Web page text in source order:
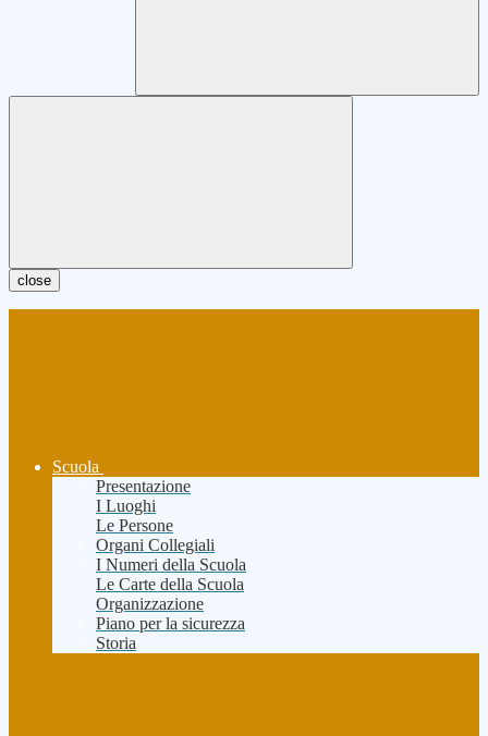
close
Scuola
Presentazione
I Luoghi
Le Persone
Organi Collegiali
I Numeri della Scuola
Le Carte della Scuola
Organizzazione
Piano per la sicurezza
Storia